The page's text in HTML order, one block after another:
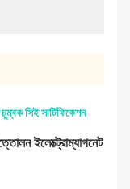
সিই সার্টিফিকেশন
ইলেক্ট্রোম্যাগনেট